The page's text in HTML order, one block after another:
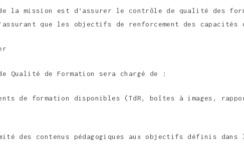
la mission est d’assurer le contrôle de qualité des
que les objectifs de renforcement des
Qualité de Formation sera chargé de :
de formation disponibles (TdR, boîtes à images,
des contenus pédagogiques aux objectifs définis dans